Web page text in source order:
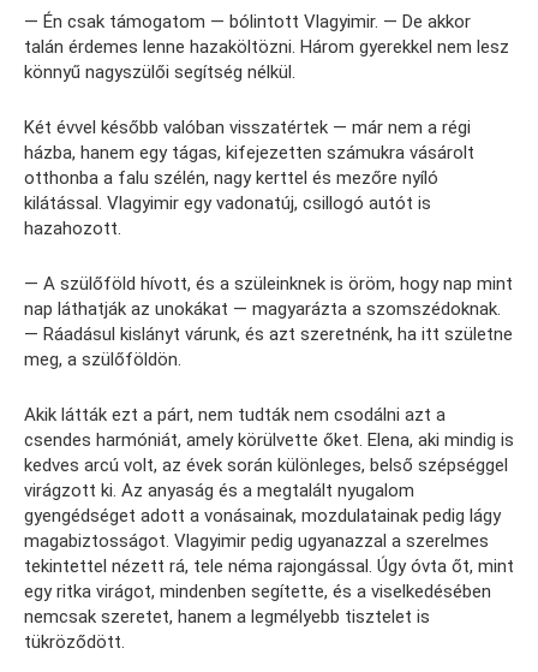
— Én csak támogatom — bólintott Vlagyimir. — De akkor
talán érdemes lenne hazaköltözni. Három gyerekkel nem lesz
könnyű nagyszülői segítség nélkül.
Két évvel később valóban visszatértek — már nem a régi
házba, hanem egy tágas, kifejezetten számukra vásárolt
otthonba a falu szélén, nagy kerttel és mezőre nyíló
kilátással. Vlagyimir egy vadonatúj, csillogó autót is
hazahozott.
— A szülőföld hívott, és a szüleinknek is öröm, hogy nap mint
nap láthatják az unokákat — magyarázta a szomszédoknak.
— Ráadásul kislányt várunk, és azt szeretnénk, ha itt születne
meg, a szülőföldön.
Akik látták ezt a párt, nem tudták nem csodálni azt a
csendes harmóniát, amely körülvette őket. Elena, aki mindig is
kedves arcú volt, az évek során különleges, belső szépséggel
virágzott ki. Az anyaság és a megtalált nyugalom
gyengédséget adott a vonásainak, mozdulatainak pedig lágy
magabiztosságot. Vlagyimir pedig ugyanazzal a szerelmes
tekintettel nézett rá, tele néma rajongással. Úgy óvta őt, mint
egy ritka virágot, mindenben segítette, és a viselkedésében
nemcsak szeretet, hanem a legmélyebb tisztelet is
tükröződött.